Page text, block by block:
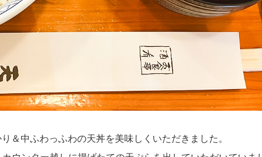
＆中ふわっふわの天丼を美味しくいただきました。